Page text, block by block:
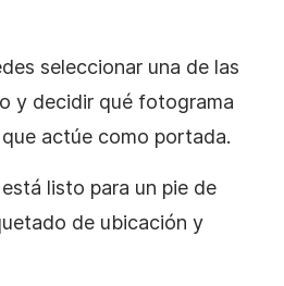
seleccionar una de las
y decidir qué fotograma
actúe como portada.
listo para un pie de
de ubicación y